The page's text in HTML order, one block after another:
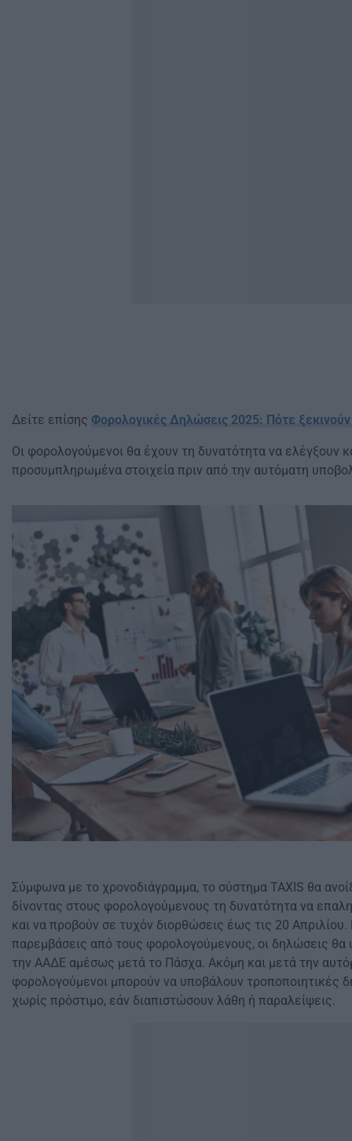
Δείτε επίσης Φορολογικές Δηλώσεις 2025: Πότε
Οι φορολογούμενοι θα έχουν τη δυνατότητα να ελέγξουν
προσυμπληρωμένα στοιχεία πριν από την αυτόματη
Σύμφωνα με το χρονοδιάγραμμα, το σύστημα TAXIS θα
δίνοντας στους φορολογούμενους τη δυνατότητα να
και να προβούν σε τυχόν διορθώσεις έως τις 20
παρεμβάσεις από τους φορολογούμενους, οι δηλώσεις
την ΑΑΔΕ αμέσως μετά το Πάσχα. Ακόμη και μετά την
φορολογούμενοι μπορούν να υποβάλουν τροποποιητικές
χωρίς πρόστιμο, εάν διαπιστώσουν λάθη ή παραλείψεις. ​